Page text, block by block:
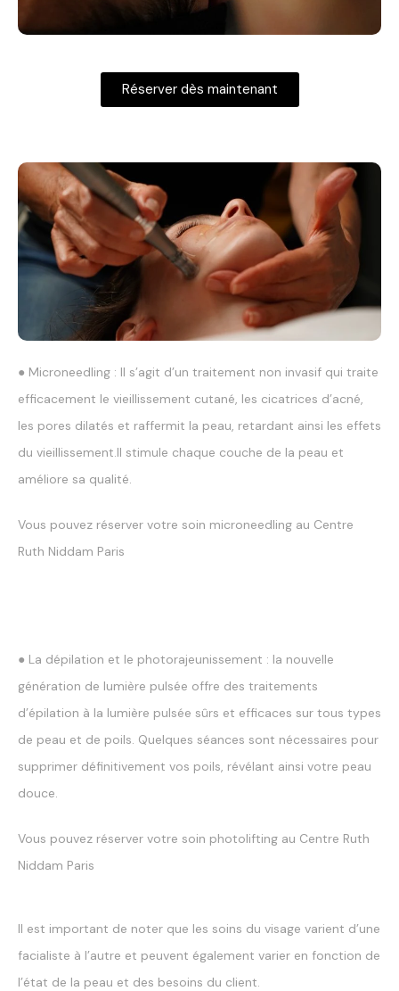
Réserver dès maintenant
● Microneedling : Il s’agit d’un traitement non invasif qui traite
efficacement le vieillissement cutané, les cicatrices d’acné,
les pores dilatés et raffermit la peau, retardant ainsi les effets
du vieillissement.Il stimule chaque couche de la peau et
améliore sa qualité.
Vous pouvez réserver votre soin microneedling au Centre
Ruth Niddam Paris
● La dépilation et le photorajeunissement : la nouvelle
génération de lumière pulsée offre des traitements
d’épilation à la lumière pulsée sûrs et efficaces sur tous types
de peau et de poils. Quelques séances sont nécessaires pour
supprimer définitivement vos poils, révélant ainsi votre peau
douce.
Vous pouvez réserver votre soin photolifting au Centre Ruth
Niddam Paris
Il est important de noter que les soins du visage varient d’une
facialiste à l’autre et peuvent également varier en fonction de
l’état de la peau et des besoins du client.